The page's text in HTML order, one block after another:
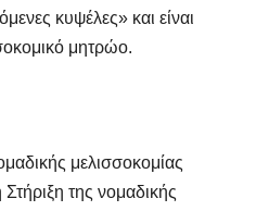
κυψέλες» και είναι
μητρώο.
μελισσοκομίας
της νομαδικής